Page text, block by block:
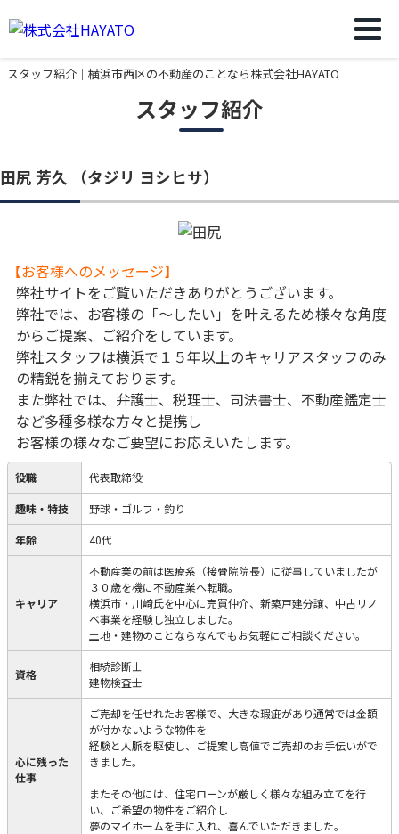
スタッフ紹介｜横浜市西区の不動産のことなら株式会社HAYATO
スタッフ紹介
田尻 芳久 （タジリ ヨシヒサ）
【お客様へのメッセージ】
弊社サイトをご覧いただきありがとうございます。
弊社では、お客様の「～したい」を叶えるため様々な角度
からご提案、ご紹介をしています。
弊社スタッフは横浜で１５年以上のキャリアスタッフのみ
の精鋭を揃えております。
また弊社では、弁護士、税理士、司法書士、不動産鑑定士
など多種多様な方々と提携し
お客様の様々なご要望にお応えいたします。
役職 代表取締役
趣味・特技 野球・ゴルフ・釣り
年齢 40代
キャリア
不動産業の前は医療系（接骨院院長）に従事していましたが
３０歳を機に不動産業へ転職。
横浜市・川崎氏を中心に売買仲介、新築戸建分譲、中古リノ
ベ事業を経験し独立しました。
土地・建物のことならなんでもお気軽にご相談ください。
資格
相続診断士
建物検査士
心に残った
仕事
ご売却を任せれたお客様で、大きな瑕疵があり通常では金額
が付かないような物件を
経験と人脈を駆使し、ご提案し高値でご売却のお手伝いがで
きました。
またその他には、住宅ローンが厳しく様々な組み立てを行
い、ご希望の物件をご紹介し
夢のマイホームを手に入れ、喜んでいただきました。